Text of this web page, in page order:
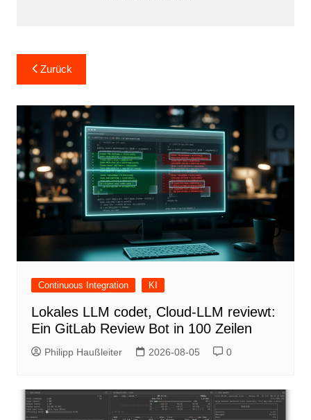
Beitragsnavigation
Zurück
Continuous Integration KI
Lokales LLM codet, Cloud-LLM reviewt:
Ein GitLab Review Bot in 100 Zeilen
Philipp Haußleiter 2026-08-05 0